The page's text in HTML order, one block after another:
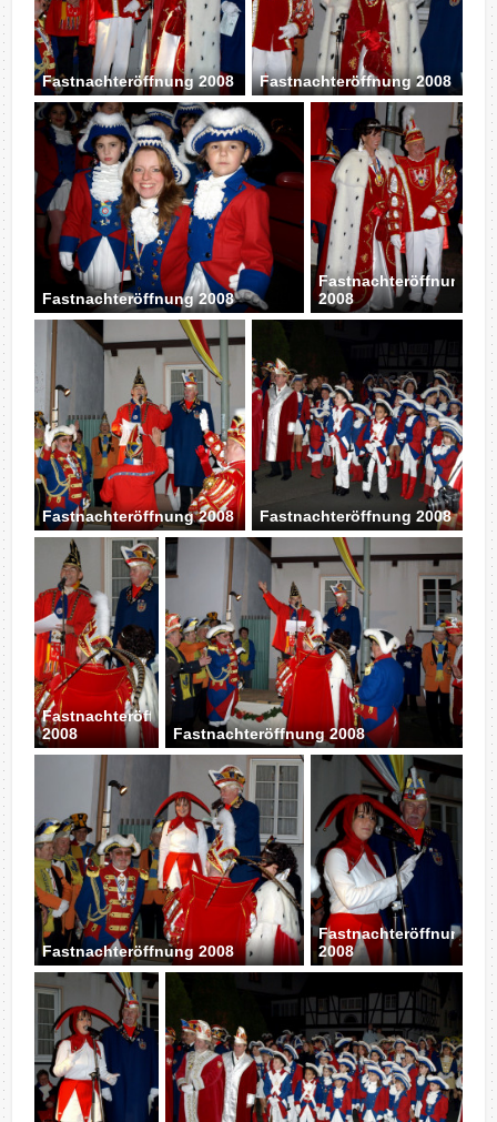
Fastnachteröffnung 2008 Fastnachteröffnung 2008
Fastnachteröffnung 2008
Fastnachteröffnung
2008
Fastnachteröffnung 2008 Fastnachteröffnung 2008
Fastnachteröffnung
2008
Fastnachteröffnung 2008
Fastnachteröffnung 2008
Fastnachteröffnung
2008